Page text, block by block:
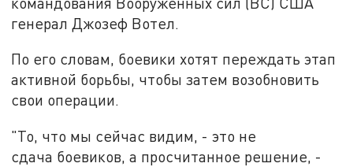
генерал Джозеф Вотел.
По его словам, боевики хотят переждать этап
активной борьбы, чтобы затем возобновить
свои операции.
"То, что мы сейчас видим, - это не
сдача боевиков, а просчитанное решение, -